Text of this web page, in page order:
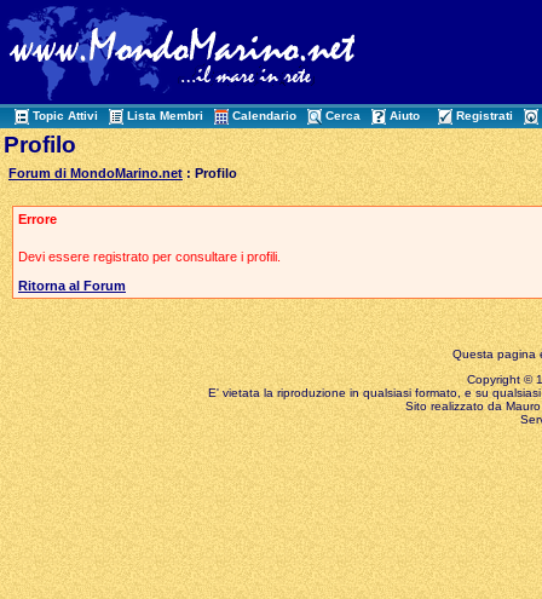
Topic Attivi Lista Membri Calendario Cerca Aiuto Registrati
Profilo
Forum di MondoMarino.net : Profilo
Errore
Devi essere registrato per consultare i profili.
Ritorna al Forum
Questa pagina
Copyright ©
E' vietata la riproduzione in qualsiasi formato, e su
Sito realizzato da